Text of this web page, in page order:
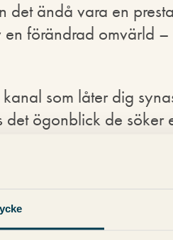
det ändå vara en
förändrad omvärld
som låter dig
ögonblick de söker
därifrån. Då får
blir då att du inte
göra.
på problematiken.